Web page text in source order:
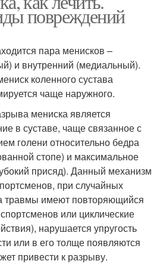
повреждений
пара менисков –
и внутренний (медиальный).
коленного сустава
чаще наружного.
мениска является
в суставе, чаще связанное с
голени относительно бедра
стопе) и максимальное
присяд). Данный механизм
при случайных
травмы имеют повторяющийся
или циклические
нарушается упругость
или в его толще появляются
привести к разрыву.